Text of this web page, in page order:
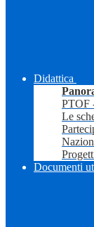
Didattica
PTOF
Le
Documenti